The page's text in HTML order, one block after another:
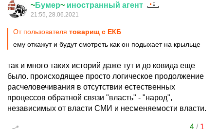
~Бумер~ иностранный агент
21:55, 28.06.2021
От пользователя товарищ с ЕКБ
ему откажут и будут смотреть как он подыхает на крыльце
так и много таких историй даже тут и до ковида еще
было. происходящее просто логическое продолжение
расчеловечивания в отсутствии естественных
процессов обратной связи "власть" - "народ",
независимых от власти СМИ и несменяемости власти.
4/ 1